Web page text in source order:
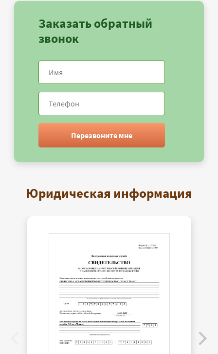
Заказать обратный
звонок
Перезвоните мне
Юридическая информация